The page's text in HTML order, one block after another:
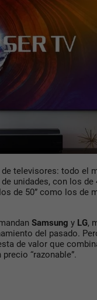
de televisores: todo el
unidades, con los de
de 50” como los de
Samsung y LG,
del pasado.
de valor que
“razonable”.